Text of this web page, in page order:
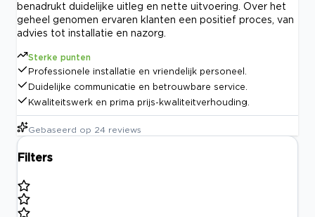
benadrukt duidelijke uitleg en nette uitvoering. Over het
geheel genomen ervaren klanten een positief proces, van
advies tot installatie en nazorg.
Sterke punten
Professionele installatie en vriendelijk personeel.
Duidelijke communicatie en betrouwbare service.
Kwaliteitswerk en prima prijs-kwaliteitverhouding.
Gebaseerd op 24 reviews
Filters